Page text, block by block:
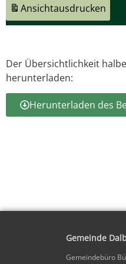
Ansichtausdrucken
Der Übersichtlichkeit
herunterladen:
Herunterladen des
Gemeinde
Gemeindebüro